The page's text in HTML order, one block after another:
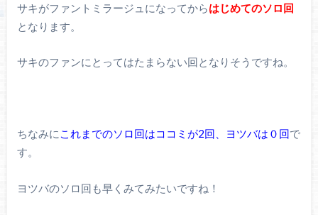
サキがファントミラージュになってからはじめてのソロ回
となります。
サキのファンにとってはたまらない回となりそうですね。
ちなみに これまでのソロ回はココミが2回、ヨツバは０回で
す。
ヨツバのソロ回も早くみてみたいですね！